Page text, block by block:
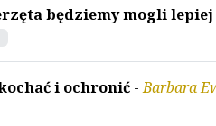
będziemy mogli
i ochronić -Barbara